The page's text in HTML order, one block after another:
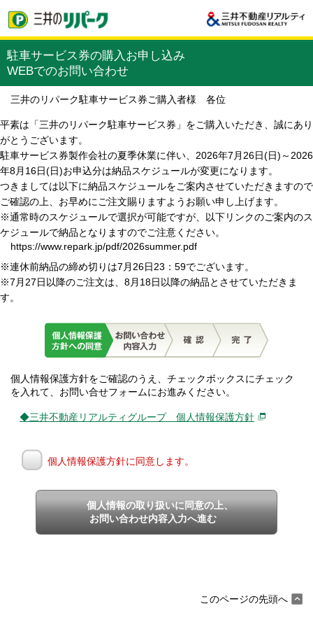
駐車サービス券の購入お申し込み
WEBでのお問い合わせ
三井のリパーク駐車サービス券ご購入者様 各位
平素は「三井のリパーク駐車サービス券」をご購入いただき、誠にあり
がとうございます。
駐車サービス券製作会社の夏季休業に伴い、2026年7月26日(日)～2026
年8月16日(日)お申込分は納品スケジュールが変更になります。
つきましては以下に納品スケジュールをご案内させていただきますので
ご確認の上、お早めにご注文賜りますようお願い申し上げます。
※通常時のスケジュールで選択が可能ですが、以下リンクのご案内のス
ケジュールで納品となりますのでご注意ください。
https://www.repark.jp/pdf/2026summer.pdf
※連休前納品の締め切りは7月26日23：59でございます。
※7月27日以降のご注文は、8月18日以降の納品とさせていただきま
す。
個人情報保護方針をご確認のうえ、チェックボックスにチェック
を入れて、お問い合せフォームにお進みください。
◆三井不動産リアルティグループ 個人情報保護方針
個人情報保護方針に同意します。
個人情報の取り扱いに同意の上、
お問い合わせ内容入力へ進む
このページの先頭へ